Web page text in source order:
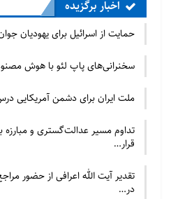
بزرگانشان ساخته اند!!!
اخبار برگزیده
حمایت از اسرائیل برای یهودیان
سخنرانی‌های پاپ لئو با هوش
ملت ایران برای دشمن آمریکایی
تداوم مسیر عدالت‌گستری و مبارزه
قرار…
تقدیر آیت الله اعرافی از حضور
در…